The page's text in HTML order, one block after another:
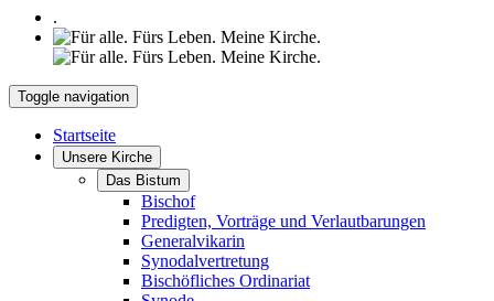
.
Toggle navigation
Startseite
Unsere Kirche
Das Bistum
Bischof
Predigten, Vorträge und Verlautbarungen
Generalvikarin
Synodalvertretung
Bischöfliches Ordinariat